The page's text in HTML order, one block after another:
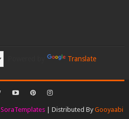
Translate
SoraTemplates| Distributed By Gooyaabi